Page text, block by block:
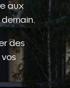
aux
demain.
des